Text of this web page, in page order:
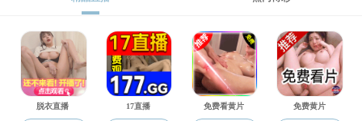
黑料社区 师资队伍
院内下载